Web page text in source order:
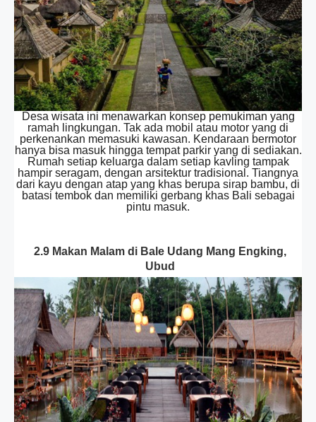
Desa wisata ini menawarkan konsep pemukiman yang
ramah lingkungan. Tak ada mobil atau motor yang di
perkenankan memasuki kawasan. Kendaraan bermotor
hanya bisa masuk hingga tempat parkir yang di sediakan.
Rumah setiap keluarga dalam setiap kavling tampak
hampir seragam, dengan arsitektur tradisional. Tiangnya
dari kayu dengan atap yang khas berupa sirap bambu, di
batasi tembok dan memiliki gerbang khas Bali sebagai
pintu masuk.
2.9 Makan Malam di Bale Udang Mang Engking,
Ubud